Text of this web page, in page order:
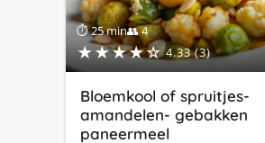
⏱ 25 min👥 4
★★★★☆ 4.33 (3)
Bloemkool of spruitjes-
amandelen- gebakken
paneermeel